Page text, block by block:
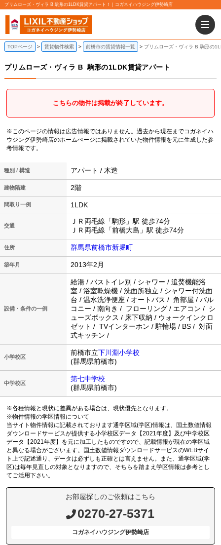
プリムローズ・ヴィラ B 駒形の1LDK賃貸アパート！｜コガネイハウジング伊勢崎店
TOPページ 賃貸物件検索 前橋市の賃貸情報一覧 プリムローズ・ヴィラ B 駒形の
プリムローズ・ヴィラ B 駒形の1LDK賃貸アパート
こちらの物件は掲載が終了しています。
※このページの情報は広告情報ではありません。過去から現在までコガネイハ
ウジング伊勢崎店のホームぺージに掲載されていた物件情報を元に生成した参
考情報です。
種別 / 構造 アパート / 木造
建物階建 2階
間取り一例 1LDK
交通
ＪＲ両毛線「駒形」駅 徒歩74分
ＪＲ両毛線「前橋大島」駅 徒歩74分
住所 群馬県前橋市新堀町
築年月 2013年2月
設備・条件の一例
給湯 / バストイレ別 / シャワー / 追焚機能浴
室 / 浴室乾燥機 / 洗面所独立 / シャワー付洗面
台 / 温水洗浄便座 / オートバス / 角部屋 / バル
コニー / 南向き / フローリング / エアコン / シ
ューズボックス / 床下収納 / ウォークインクロ
ゼット / TVインターホン / 駐輪場 / BS / 対面
式キッチン /
小学校区
前橋市立下川淵小学校
(群馬県前橋市)
中学校区
第七中学校
(群馬県前橋市)
※各種情報と現状に差異がある場合は、現状優先となります。
※物件情報の学区情報について
当サイト物件情報に記載されております通学区域(学区)情報は、国土数値情報
ダウンロードサービスが提供する小学校区データ【2021年度】及び中学校区
データ【2021年度】を元に加工したものですので、記載情報が現在の学区域
と異なる場合がございます。国土数値情報ダウンロードサービスのWEBサイ
ト上で記述通り、データは必ずしも正確とは言えません。また、通学区域(学
区)は毎年見直しの対象となりますので、そちらを踏まえ学区情報は参考とし
てご活用下さい。
お部屋探しのご依頼はこちら
0270-27-5371
コガネイハウジング伊勢崎店